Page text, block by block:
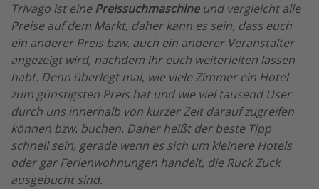
Trivago ist einePreissuchmaschineund vergleicht alle
Preise auf dem Markt, daher kann es sein, dass euch
ein anderer Preis bzw. auch ein anderer Veranstalter
angezeigt wird, nachdem ihr euch weiterleiten lassen
habt. Denn überlegt mal, wie viele Zimmer ein Hotel
zum günstigsten Preis hat und wie viel tausend User
durch uns innerhalb von kurzer Zeit darauf zugreifen
können bzw. buchen. Daher heißt der beste Tipp
schnell sein, gerade wenn es sich um kleinere Hotels
oder gar Ferienwohnungen handelt, die Ruck Zuck
ausgebucht sind.